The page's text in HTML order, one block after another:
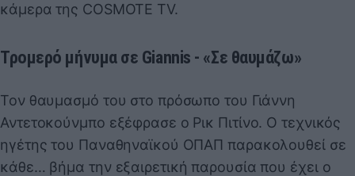
κάμερα της COSMOTE TV.
Τρομερό μήνυμα σε Giannis - «Σε θαυμάζω»
Τον θαυμασμό του στο πρόσωπο του Γιάννη
Αντετοκούνμπο εξέφρασε ο Ρικ Πιτίνο. Ο τεχνικός
ηγέτης του Παναθηναϊκού ΟΠΑΠ παρακολουθεί σε
κάθε… βήμα την εξαιρετική παρουσία που έχει ο